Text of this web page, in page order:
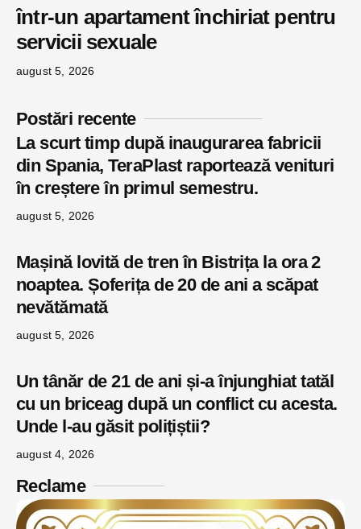
într-un apartament închiriat pentru
servicii sexuale
august 5, 2026
Postări recente
La scurt timp după inaugurarea fabricii
din Spania, TeraPlast raportează venituri
în creștere în primul semestru.
august 5, 2026
Mașină lovită de tren în Bistrița la ora 2
noaptea. Șoferița de 20 de ani a scăpat
nevătămată
august 5, 2026
Un tânăr de 21 de ani și-a înjunghiat tatăl
cu un briceag după un conflict cu acesta.
Unde l-au găsit polițiștii?
august 4, 2026
Reclame